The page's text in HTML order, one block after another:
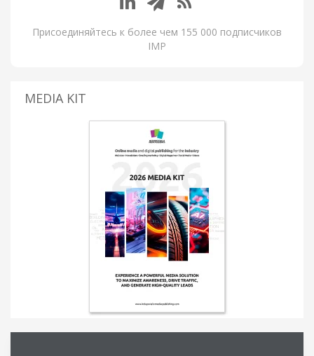
Присоединяйтесь к более чем 155 000 подписчиков
IMP
MEDIA KIT